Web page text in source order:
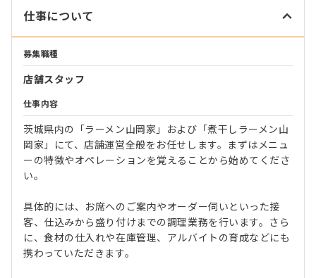
仕事について
募集職種
店舗スタッフ
仕事内容
茨城県内の「ラーメン山岡家」および「煮干しラーメン山
岡家」にて、店舗運営全般をお任せします。まずはメニュ
ーの特徴やオペレーションを覚えることから始めてくださ
い。
具体的には、お席へのご案内やオーダー伺いといった接
客、仕込みから盛り付けまでの調理業務を行います。さら
に、食材の仕入れや在庫管理、アルバイトの育成などにも
携わっていただきます。